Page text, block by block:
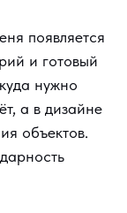
появляется
и готовый
нужно
а в дизайне
объектов.